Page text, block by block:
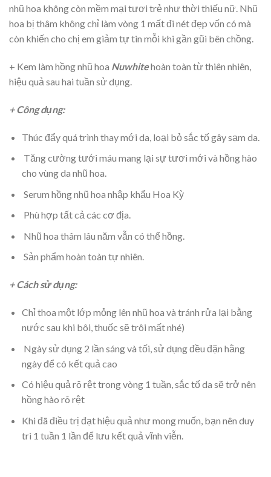
nhũ hoa không còn mềm mại tươi trẻ như thời thiếu nữ. Nhũ
hoa bị thâm không chỉ làm vòng 1 mất đi nét đẹp vốn có mà
còn khiến cho chị em giảm tự tin mỗi khi gần gũi bên chồng.
+ Kem làm hồng nhũ hoa Nuwhitehoàn toàn từ thiên nhiên,
hiệu quả sau hai tuần sử dụng.
+ Công dụng:
Thúc đẩy quá trình thay mới da, loại bỏ sắc tố gây sạm da.
Tăng cường tưới máu mang lại sự tươi mới và hồng hào
cho vùng da nhũ hoa.
Serum hồng nhũ hoa nhập khẩu Hoa Kỳ
Phù hợp tất cả các cơ địa.
Nhũ hoa thâm lâu năm vẫn có thể hồng.
Sản phẩm hoàn toàn tự nhiên.
+ Cách sử dụng:
Chỉ thoa một lớp mỏng lên nhũ hoa và tránh rửa lại bằng
nước sau khi bôi, thuốc sẽ trôi mất nhé)
Ngày sử dụng 2 lần sáng và tối, sử dụng đều đặn hằng
ngày để có kết quả cao
Có hiệu quả rõ rệt trong vòng 1 tuần, sắc tố da sẽ trở nên
hồnghào rõ rệt
Khi đã điều trị đạt hiệu quả như mong muốn, bạn nên duy
trì 1 tuần 1 lần để lưu kết quả vĩnh viễn.